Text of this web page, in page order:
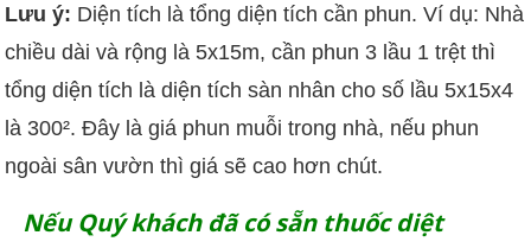
Lưu ý: Diện tích là tổng diện tích cần phun. Ví dụ: Nhà
chiều dài và rộng là 5x15m, cần phun 3 lầu 1 trệt thì
tổng diện tích là diện tích sàn nhân cho số lầu 5x15x4
là 300². Đây là giá phun muỗi trong nhà, nếu phun
ngoài sân vườn thì giá sẽ cao hơn chút.
Nếu Quý khách đã có sẵn thuốc diệt